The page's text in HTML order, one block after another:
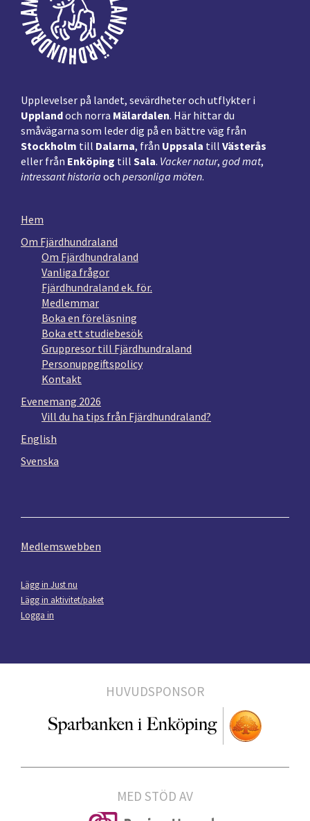
Upplevelser på landet, sevärdheter och utflykter i
Upplandoch norra Mälardalen. Här hittar du
småvägarna som leder dig på en bättre väg från
Stockholm till Dalarna, från Uppsala till Västerås
eller från Enköping till Sala. Vacker natur, god mat,
intressant historia och personliga möten.
Hem
Om Fjärdhundraland
Om Fjärdhundraland
Vanliga frågor
Fjärdhundraland ek. för.
Medlemmar
Boka en föreläsning
Boka ett studiebesök
Gruppresor till Fjärdhundraland
Personuppgiftspolicy
Kontakt
Evenemang 2026
Vill du ha tips från Fjärdhundraland?
English
Svenska
Medlemswebben
Lägg in Just nu
Lägg in aktivitet/paket
Logga in
HUVUDSPONSOR
MED STÖD AV